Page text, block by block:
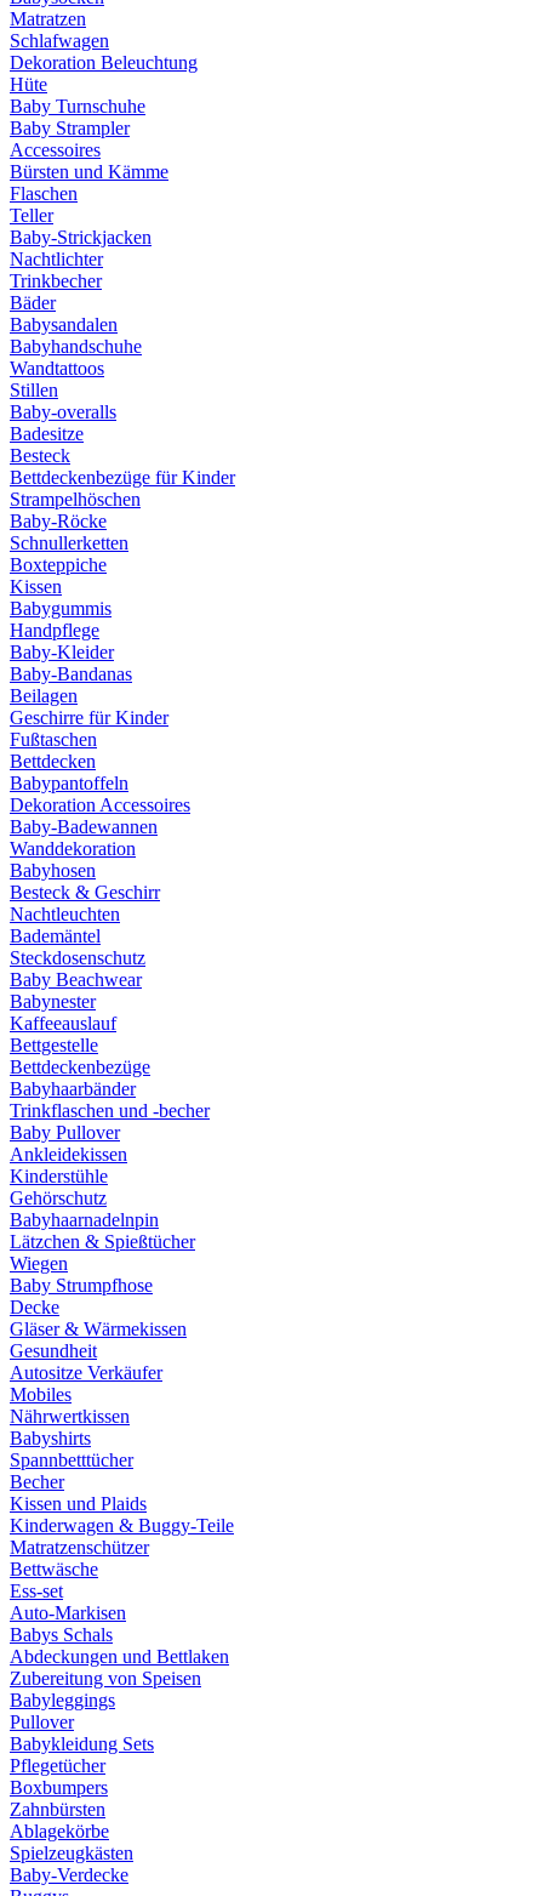
Matratzen
Schlafwagen
Dekoration Beleuchtung
Hüte
Baby Turnschuhe
Baby Strampler
Accessoires
Bürsten und Kämme
Flaschen
Teller
Baby-Strickjacken
Nachtlichter
Trinkbecher
Bäder
Babysandalen
Babyhandschuhe
Wandtattoos
Stillen
Baby-overalls
Badesitze
Besteck
Bettdeckenbezüge für Kinder
Strampelhöschen
Baby-Röcke
Schnullerketten
Boxteppiche
Kissen
Babygummis
Handpflege
Baby-Kleider
Baby-Bandanas
Beilagen
Geschirre für Kinder
Fußtaschen
Bettdecken
Babypantoffeln
Dekoration Accessoires
Baby-Badewannen
Wanddekoration
Babyhosen
Besteck & Geschirr
Nachtleuchten
Bademäntel
Steckdosenschutz
Baby Beachwear
Babynester
Kaffeeauslauf
Bettgestelle
Bettdeckenbezüge
Babyhaarbänder
Trinkflaschen und -becher
Baby Pullover
Ankleidekissen
Kinderstühle
Gehörschutz
Babyhaarnadelnpin
Lätzchen & Spießtücher
Wiegen
Baby Strumpfhose
Decke
Gläser & Wärmekissen
Gesundheit
Autositze Verkäufer
Mobiles
Nährwertkissen
Babyshirts
Spannbetttücher
Becher
Kissen und Plaids
Kinderwagen & Buggy-Teile
Matratzenschützer
Bettwäsche
Ess-set
Auto-Markisen
Babys Schals
Abdeckungen und Bettlaken
Zubereitung von Speisen
Babyleggings
Pullover
Babykleidung Sets
Pflegetücher
Boxbumpers
Zahnbürsten
Ablagekörbe
Spielzeugkästen
Baby-Verdecke